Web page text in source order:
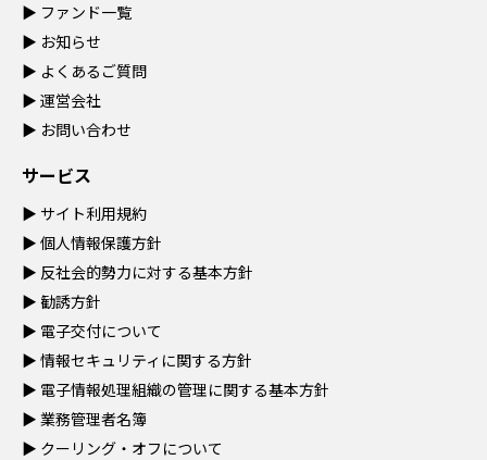
▶ ファンド一覧
▶ お知らせ
▶ よくあるご質問
▶ 運営会社
▶ お問い合わせ
サービス
▶ サイト利用規約
▶ 個人情報保護方針
▶ 反社会的勢力に対する基本方針
▶ 勧誘方針
▶ 電子交付について
▶ 情報セキュリティに関する方針
▶ 電子情報処理組織の管理に関する基本方針
▶ 業務管理者名簿
▶ クーリング・オフについて